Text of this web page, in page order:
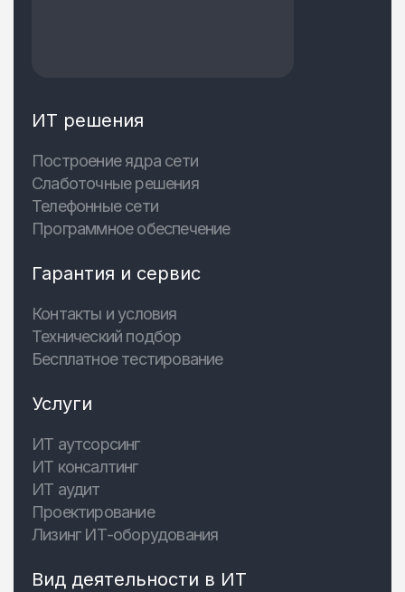
ИТ решения
Построение ядра сети
Слаботочные решения
Телефонные сети
Программное обеспечение
Гарантия и сервис
Контакты и условия
Технический подбор
Бесплатное тестирование
Услуги
ИТ аутсорсинг
ИТ консалтинг
ИТ аудит
Проектирование
Лизинг ИТ-оборудования
Вид деятельности в ИТ